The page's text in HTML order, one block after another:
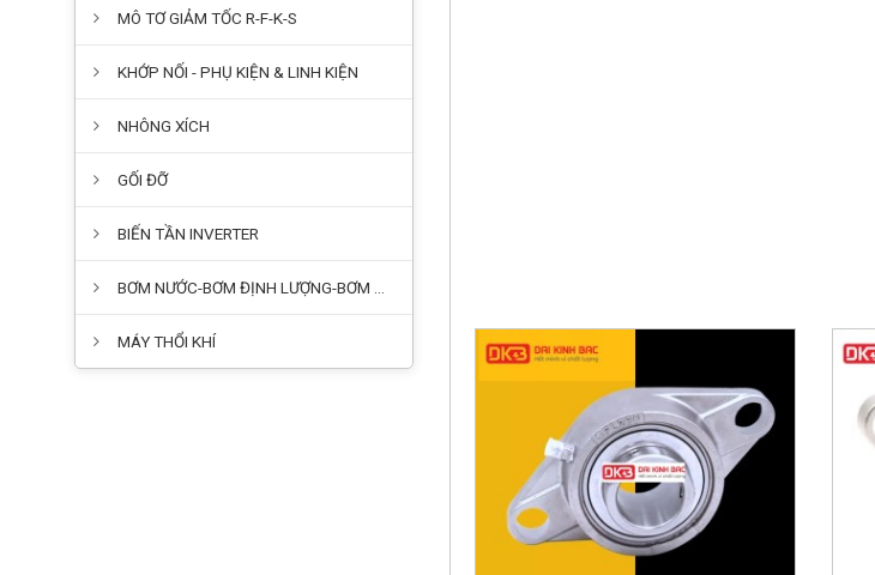
MÔ TƠ GIẢM TỐC R-F-K-S
KHỚP NỐI - PHỤ KIỆN & LINH KIỆN
NHÔNG XÍCH
GỐI ĐỠ
BIẾN TẦN INVERTER
MÁY THỔI KHÍ